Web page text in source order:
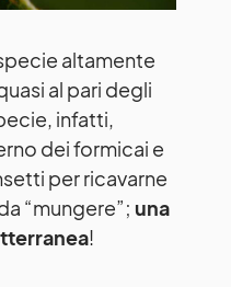
altamente
al pari degli
infatti,
dei formicai e
per ricavarne
“mungere”; una
!